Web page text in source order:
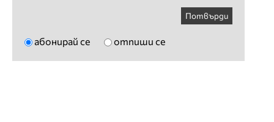
Потвърди
абонирай се отпиши се